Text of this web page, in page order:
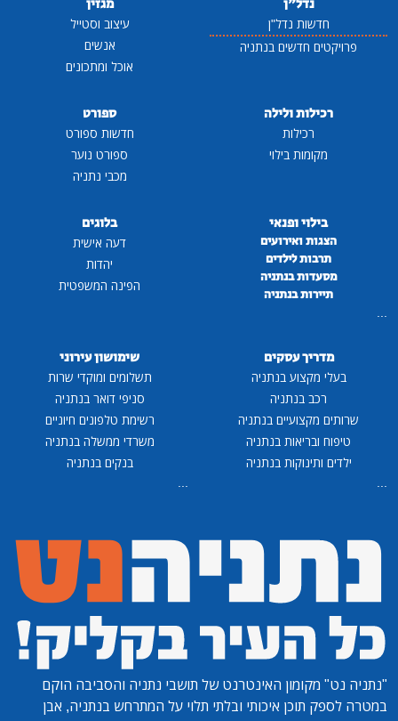
חדשות נדל"ן
פרויקטים חדשים בנתניה
עיצוב וסטייל
אנשים
אוכל ומתכונים
רכילות ולילה
רכילות
מקומות בילוי
ספורט
חדשות ספורט
ספורט נוער
מכבי נתניה
בילוי ופנאי
הצגות ואירועים
תרבות לילדים
מסעדות בנתניה
תיירות בנתניה
בלוגים
דעה אישית
יהדות
הפינה המשפטית
מדריך עסקים
בעלי מקצוע בנתניה
רכב בנתניה
שרותים מקצועיים בנתניה
טיפוח ובריאות בנתניה
ילדים ותינוקות בנתניה
שימושון עירוני
תשלומים ומוקדי שרות
סניפי דואר בנתניה
רשימת טלפונים חיוניים
משרדי ממשלה בנתניה
בנקים בנתניה
"נתניה נט" מקומון האינטרנט של תושבי נתניה והסביבה הוקם
במטרה לספק תוכן איכותי ובלתי תלוי על המתרחש בנתניה, אבן